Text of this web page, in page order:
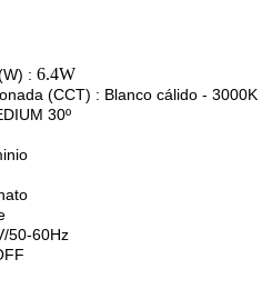
: 6.4W
(CCT) : Blanco cálido - 3000K
30º
50-60Hz